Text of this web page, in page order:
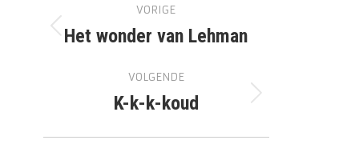
navigatie
VORIGE
Vorig
Het wonder van Lehman
VOLGENDE
Volgend
K-k-k-koud